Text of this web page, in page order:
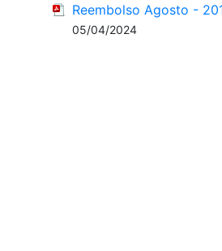
Reembolso Agosto -
05/04/2024